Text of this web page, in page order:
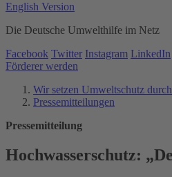
English Version
Die Deutsche Umwelthilfe im Netz
Facebook Twitter Instagram LinkedIn
Förderer werden
Wir setzen Umweltschutz durch
Pressemitteilungen
Pressemitteilung
Hochwasserschutz: